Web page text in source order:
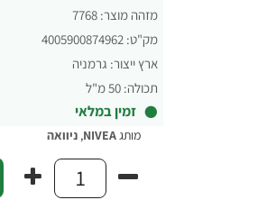
מזהה מוצר: 7768
מק"ט: 4005900874962
ארץ ייצור: גרמניה
תכולה: 50 מ"ל
זמין במלאי
מותגNIVEA
, ניוואה